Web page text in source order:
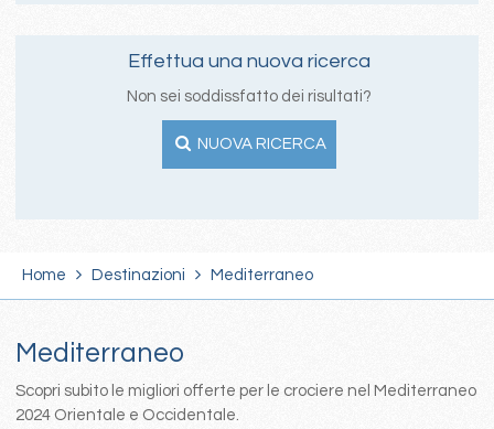
Effettua una nuova ricerca
Non sei soddissfatto dei risultati?
NUOVA RICERCA
Home Destinazioni Mediterraneo
Mediterraneo
Scopri subito le migliori offerte per le crociere nel Mediterraneo
2024 Orientale e Occidentale.